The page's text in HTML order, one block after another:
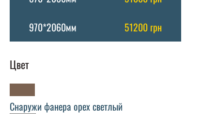
970*2060мм
51200 грн
Цвет
Снаружи фанера орех светлый